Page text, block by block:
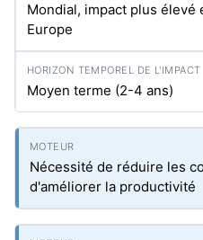
Mondial, impact plus élevé
Europe
Moyen terme (2-4 ans)
Nécessité de réduire les
d'améliorer la productivité